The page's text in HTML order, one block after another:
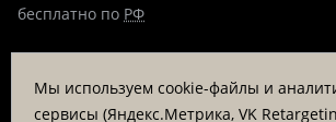
бесплатно по РФ
пн-пт 9:00-17:00
Мы используем cookie-файлы и
сервисы (Яндекс.Метрика, VK